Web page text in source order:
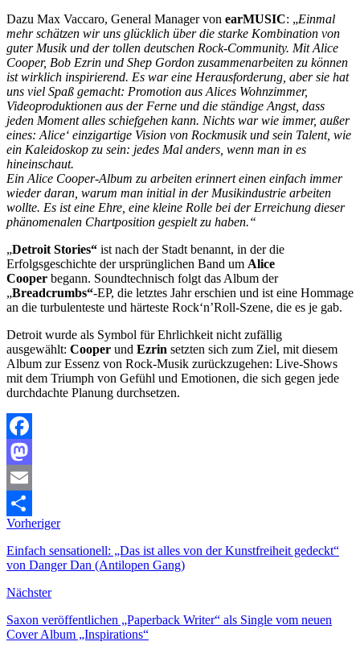
Dazu Max Vaccaro, General Manager von earMUSIC: „Einmal
mehr schätzen wir uns glücklich über die starke Kombination von
guter Musik und der tollen deutschen Rock-Community. Mit Alice
Cooper, Bob Ezrin und Shep Gordon zusammenarbeiten zu können
ist wirklich inspirierend. Es war eine Herausforderung, aber sie hat
uns viel Spaß gemacht: Promotion aus Alices Wohnzimmer,
Videoproduktionen aus der Ferne und die ständige Angst, dass
jeden Moment alles schiefgehen kann. Nichts war wie immer, außer
eines: Alice‘ einzigartige Vision von Rockmusik und sein Talent, wie
ein Kaleidoskop zu sein: jedes Mal anders, wenn man in es
hineinschaut.
Ein Alice Cooper-Album zu arbeiten erinnert einen einfach immer
wieder daran, warum man initial in der Musikindustrie arbeiten
wollte. Es ist eine Ehre, eine kleine Rolle bei der Erreichung dieser
phänomenalen Chartposition gespielt zu haben.“
„Detroit Stories“ ist nach der Stadt benannt, in der die
Erfolgsgeschichte der ursprünglichen Band um Alice
Cooper begann. Soundtechnisch folgt das Album der
„Breadcrumbs“-EP, die letztes Jahr erschien und ist eine Hommage
an die turbulenteste und härteste Rock‘n’Roll-Szene, die es je gab.
Detroit wurde als Symbol für Ehrlichkeit nicht zufällig
ausgewählt: Cooper und Ezrin setzten sich zum Ziel, mit diesem
Album zur Essenz von Rock-Musik zurückzugehen: Live-Shows
mit dem Triumph von Gefühl und Emotionen, die sich gegen jede
durchdachte Planung durchsetzen.
Facebook
Mastodon
Email
Teilen
Vorheriger
Einfach sensationell: „Das ist alles von der Kunstfreiheit gedeckt“
von Danger Dan (Antilopen Gang)
Nächster
Saxon veröffentlichen „Paperback Writer“ als Single vom neuen
Cover Album „Inspirations“